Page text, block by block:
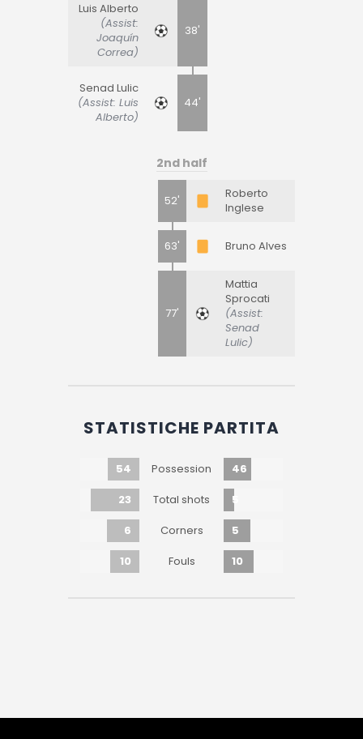
Luis Alberto
(Assist:
Joaquín
Correa)
38'
Senad Lulic
(Assist: Luis
Alberto)
44'
2nd half
52'
Roberto
Inglese
63' Bruno Alves
77'
Mattia
Sprocati
(Assist:
Senad
Lulic)
STATISTICHE PARTITA
54 Possession
46
23
Total shots
5
6
Corners
5
10
Fouls 10